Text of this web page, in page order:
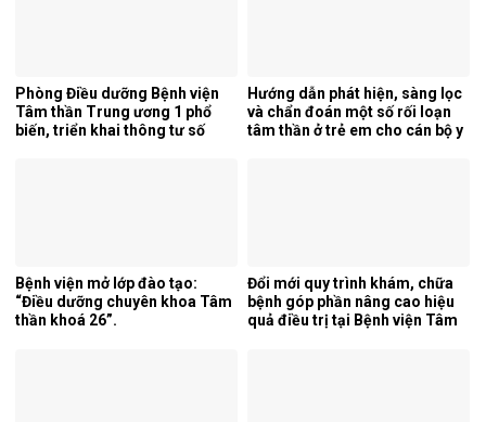
Phòng Điều dưỡng Bệnh viện
Tâm thần Trung ương 1 phổ
biến, triển khai thông tư số
Hướng dẫn phát hiện, sàng lọc
và chẩn đoán một số rối loạn
tâm thần ở trẻ em cho cán bộ y
Bệnh viện mở lớp đào tạo:
“Điều dưỡng chuyên khoa Tâm
thần khoá 26”.
Đổi mới quy trình khám, chữa
bệnh góp phần nâng cao hiệu
quả điều trị tại Bệnh viện Tâm